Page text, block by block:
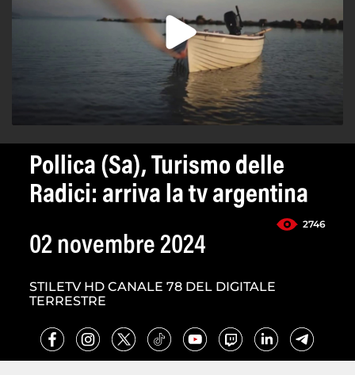
Pollica (Sa), Turismo delle
Radici: arriva la tv argentina
2746
02 novembre 2024
STILETV HD CANALE 78 DEL DIGITALE
TERRESTRE